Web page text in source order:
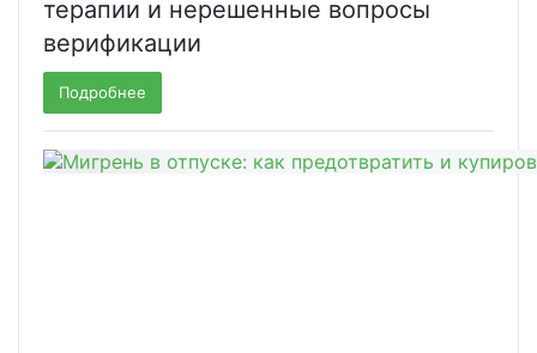
терапии и нерешенные вопросы
верификации
Подробнее